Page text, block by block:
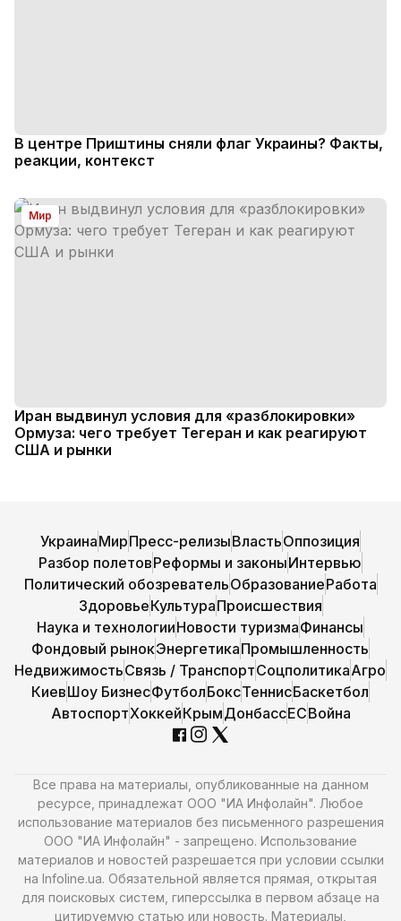
В центре Приштины сняли флаг Украины? Факты,
реакции, контекст
Мир
Иран выдвинул условия для «разблокировки»
Ормуза: чего требует Тегеран и как реагируют
США и рынки
УкраинаМирПресс-релизыВластьОппозиция
Разбор полетовРеформы и законыИнтервью
Политический обозревательОбразованиеРабота
ЗдоровьеКультураПроисшествия
Наука и технологииНовости туризмаФинансы
Фондовый рынокЭнергетикаПромышленность
НедвижимостьСвязь / ТранспортСоцполитикаАгро
КиевШоу БизнесФутболБоксТеннисБаскетбол
АвтоспортХоккейКрымДонбассЕСВойна
Все права на материалы, опубликованные на данном
ресурсе, принадлежат ООО "ИА Инфолайн". Любое
использование материалов без письменного разрешения
ООО "ИА Инфолайн" - запрещено. Использование
материалов и новостей разрешается при условии ссылки
на Infoline.ua. Обязательной является прямая, открытая
для поисковых систем, гиперссылка в первом абзаце на
цитируемую статью или новость. Материалы,